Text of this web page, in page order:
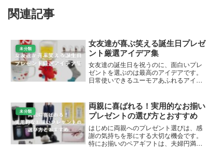
関連記事
未分類
女友達が喜ぶ笑える誕生日プレゼ
ント厳選アイデア集
女友達の誕生日を祝うのに、面白いプレ
ゼントを選ぶのは最高のアイデアです。
日常使いできるユーモアあふれるアイテ
の女友達向け面白い誕生日プレゼントを
厳選して紹介します...
未分類
両親に喜ばれる！実用的なお揃い
プレゼントの選び方とおすすめ
はじめに両親へのプレゼント選びは、感
謝の気持ちを形にする大切な機会です。
特にお揃いのペアギフトは、夫婦円満の